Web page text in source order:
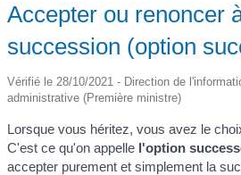
Accepter ou renoncer
succession (option
Vérifié le 28/10/2021 - Direction de
administrative (Première ministre)
Lorsque vous héritez, vous avez le
C'est ce qu'on appelle l'option
accepter purement et simplement la